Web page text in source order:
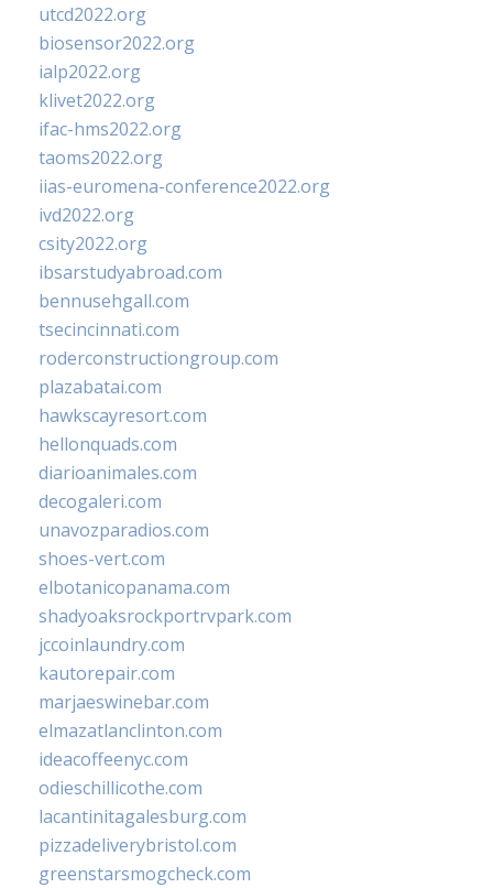
utcd2022.org
biosensor2022.org
ialp2022.org
klivet2022.org
ifac-hms2022.org
taoms2022.org
iias-euromena-conference2022.org
ivd2022.org
csity2022.org
ibsarstudyabroad.com
bennusehgall.com
tsecincinnati.com
roderconstructiongroup.com
plazabatai.com
hawkscayresort.com
hellonquads.com
diarioanimales.com
decogaleri.com
unavozparadios.com
shoes-vert.com
elbotanicopanama.com
shadyoaksrockportrvpark.com
jccoinlaundry.com
kautorepair.com
marjaeswinebar.com
elmazatlanclinton.com
ideacoffeenyc.com
odieschillicothe.com
lacantinitagalesburg.com
pizzadeliverybristol.com
greenstarsmogcheck.com